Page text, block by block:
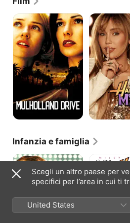
Mulholland
Drive
Hannah
Montana
Infanzia e famiglia
Hannah
Hannah
The
movie
Scegli un altro paese per
specifici per l’area in cui ti
United States